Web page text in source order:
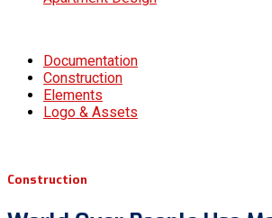
Documentation
Construction
Elements
Logo & Assets
Construction